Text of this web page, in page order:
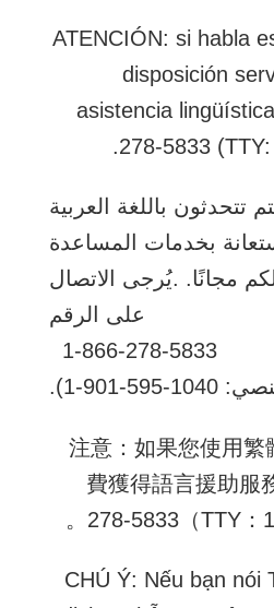
ATENCIÓN: si habla
disposición
asistencia
278-5833
تتحدثون باللغة العربية
بخدمات المساعدة
لكم مجانًا. .يُرجى الاتصال
على الرقم
1-866-278-5833
595-901-1).
注意：如果您使用繁
費獲得語言援助服
278-5833（TTY：1-
CHÚ Ý: Nếu bạn nói